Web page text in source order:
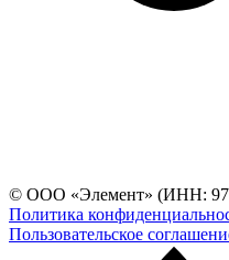
© ООО «Элемент» (ИНН:
Политика
Пользовательское